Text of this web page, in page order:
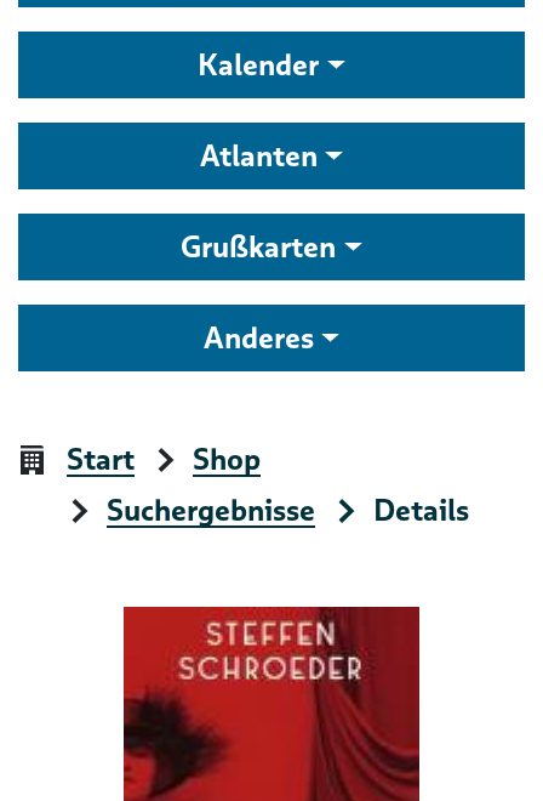
Kalender
Atlanten
Grußkarten
Anderes
Start
Shop
Suchergebnisse
Details